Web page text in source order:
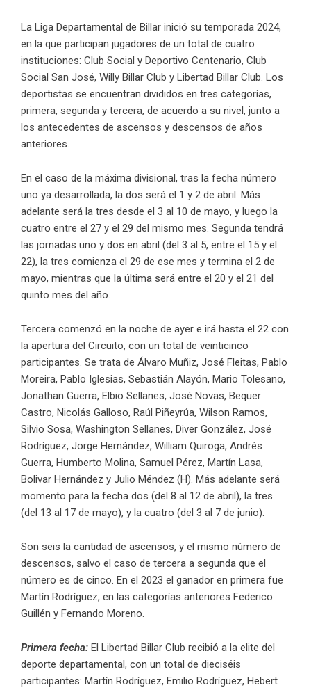
La Liga Departamental de Billar inició su temporada 2024,
en la que participan jugadores de un total de cuatro
instituciones: Club Social y Deportivo Centenario, Club
Social San José, Willy Billar Club y Libertad Billar Club. Los
deportistas se encuentran divididos en tres categorías,
primera, segunda y tercera, de acuerdo a su nivel, junto a
los antecedentes de ascensos y descensos de años
anteriores.
En el caso de la máxima divisional, tras la fecha número
uno ya desarrollada, la dos será el 1 y 2 de abril. Más
adelante será la tres desde el 3 al 10 de mayo, y luego la
cuatro entre el 27 y el 29 del mismo mes. Segunda tendrá
las jornadas uno y dos en abril (del 3 al 5, entre el 15 y el
22), la tres comienza el 29 de ese mes y termina el 2 de
mayo, mientras que la última será entre el 20 y el 21 del
quinto mes del año.
Tercera comenzó en la noche de ayer e irá hasta el 22 con
la apertura del Circuito, con un total de veinticinco
participantes. Se trata de Álvaro Muñiz, José Fleitas, Pablo
Moreira, Pablo Iglesias, Sebastián Alayón, Mario Tolesano,
Jonathan Guerra, Elbio Sellanes, José Novas, Bequer
Castro, Nicolás Galloso, Raúl Piñeyrúa, Wilson Ramos,
Silvio Sosa, Washington Sellanes, Diver González, José
Rodríguez, Jorge Hernández, William Quiroga, Andrés
Guerra, Humberto Molina, Samuel Pérez, Martín Lasa,
Bolivar Hernández y Julio Méndez (H). Más adelante será
momento para la fecha dos (del 8 al 12 de abril), la tres
(del 13 al 17 de mayo), y la cuatro (del 3 al 7 de junio).
Son seis la cantidad de ascensos, y el mismo número de
descensos, salvo el caso de tercera a segunda que el
número es de cinco. En el 2023 el ganador en primera fue
Martín Rodríguez, en las categorías anteriores Federico
Guillén y Fernando Moreno.
Primera fecha: El Libertad Billar Club recibió a la elite del
deporte departamental, con un total de dieciséis
participantes: Martín Rodríguez, Emilio Rodríguez, Hebert